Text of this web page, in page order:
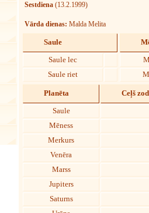
Sestdiena (13.2.1999)
Vārda dienas: Malda Melita
Saule
Saule lec
Saule riet
Planēta Ceļš
Saule
Mēness
Merkurs
Venēra
Marss
Jupiters
Saturns